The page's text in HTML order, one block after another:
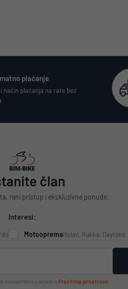
plaćanje
način plaćanja na rate bez
član
rani pristup i ekskluzivne ponude.
Interesi:
MotoopremaNolan, Rukka, Daytona
newslettera u skladu s Pravilima privatnosti